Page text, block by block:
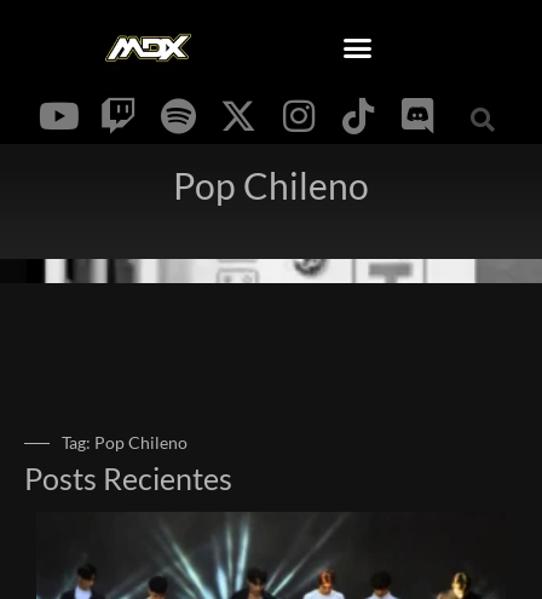
Pop Chileno
Tag: Pop Chileno
Posts Recientes